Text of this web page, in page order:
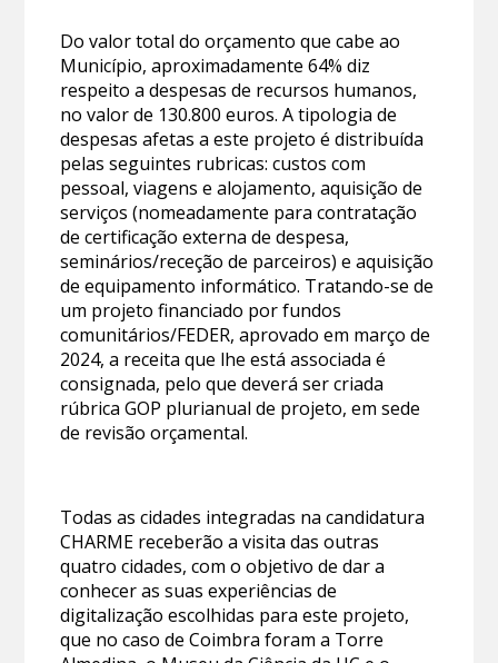
Do valor total do orçamento que cabe ao
Município, aproximadamente 64% diz
respeito a despesas de recursos humanos,
no valor de 130.800 euros. A tipologia de
despesas afetas a este projeto é distribuída
pelas seguintes rubricas: custos com
pessoal, viagens e alojamento, aquisição de
serviços (nomeadamente para contratação
de certificação externa de despesa,
seminários/receção de parceiros) e aquisição
de equipamento informático. Tratando-se de
um projeto financiado por fundos
comunitários/FEDER, aprovado em março de
2024, a receita que lhe está associada é
consignada, pelo que deverá ser criada
rúbrica GOP plurianual de projeto, em sede
de revisão orçamental.
Todas as cidades integradas na candidatura
CHARME receberão a visita das outras
quatro cidades, com o objetivo de dar a
conhecer as suas experiências de
digitalização escolhidas para este projeto,
que no caso de Coimbra foram a Torre